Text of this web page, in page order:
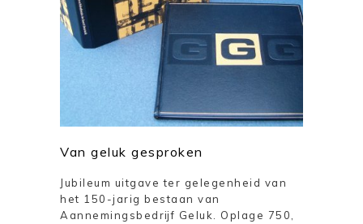
Van geluk gesproken
Jubileum uitgave ter gelegenheid van
het 150-jarig bestaan van
Aannemingsbedrijf Geluk. Oplage 750,